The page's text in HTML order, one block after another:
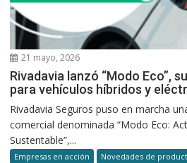
21 mayo, 2026
Rivadavia lanzó “Modo Eco”,
para vehículos híbridos y
Rivadavia Seguros puso en marcha
comercial denominada “Modo Eco:
Sustentable”,...
Empresas en acción
Novedades de